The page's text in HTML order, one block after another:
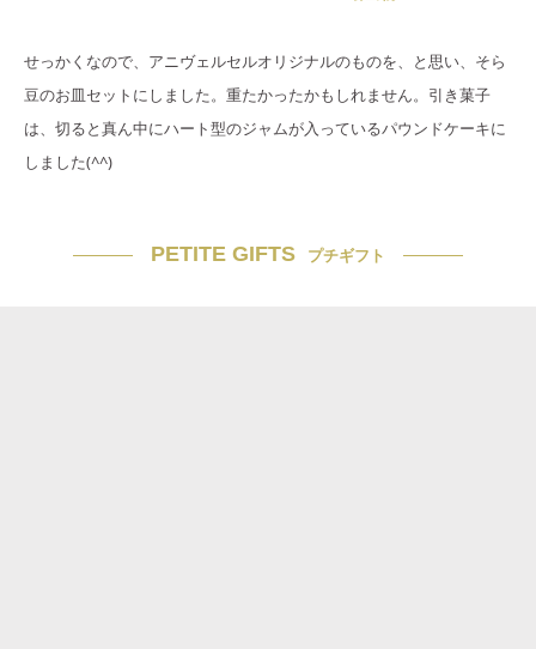
せっかくなので、アニヴェルセルオリジナルのものを、と思い、そら
豆のお皿セットにしました。重たかったかもしれません。引き菓子
は、切ると真ん中にハート型のジャムが入っているパウンドケーキに
しました(^^)
PETITE GIFTS プチギフト